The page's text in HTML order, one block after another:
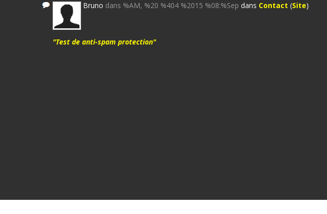
Bruno dans %AM, %20 %404 %2015 %08:%Sep dans Contact (Site)
"Test de anti-spam protection"